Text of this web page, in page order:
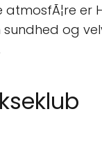
er
sundhed og